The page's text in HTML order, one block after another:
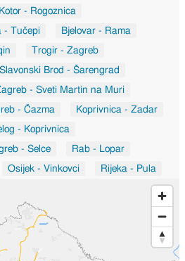
Kotor - Rogoznica
- Tučepi
Bjelovar - Rama
Trogir - Zagreb
Slavonski Brod - Šarengrad
- Sveti Martin na Muri
- Čazma
Koprivnica - Zadar
- Koprivnica
- Selce
Rab - Lopar
Osijek - Vinkovci
Rijeka - Pula
Koprivnica - Osijek
- Vižinada
- Tovarnik
Zagreb - Sarajevo